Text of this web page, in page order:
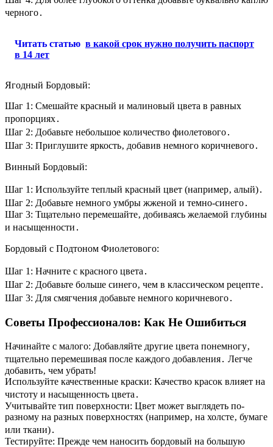
черного․
Читать статью в какой срок нужно получить паспорт
в 14 лет
Ягодный Бордовый:
Шаг 1: Смешайте красный и малиновый цвета в равных
пропорциях․
Шаг 2: Добавьте небольшое количество фиолетового․
Шаг 3: Приглушите яркость‚ добавив немного коричневого․
Винный Бордовый:
Шаг 1: Используйте теплый красный цвет (например‚ алый)․
Шаг 2: Добавьте немного умбры жженой и темно-синего․
Шаг 3: Тщательно перемешайте‚ добиваясь желаемой глубины
и насыщенности․
Бордовый с Подтоном Фиолетового:
Шаг 1: Начните с красного цвета․
Шаг 2: Добавьте больше синего‚ чем в классическом рецепте․
Шаг 3: Для смягчения добавьте немного коричневого․
Советы Профессионалов: Как Не Ошибиться
Начинайте с малого: Добавляйте другие цвета понемногу‚
тщательно перемешивая после каждого добавления․ Легче
добавить‚ чем убрать!
Используйте качественные краски: Качество красок влияет на
чистоту и насыщенность цвета․
Учитывайте тип поверхности: Цвет может выглядеть по-
разному на разных поверхностях (например‚ на холсте‚ бумаге
или ткани)․
Тестируйте: Прежде чем наносить бордовый на большую